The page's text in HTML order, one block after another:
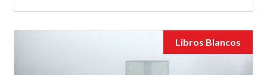
Libros Blancos